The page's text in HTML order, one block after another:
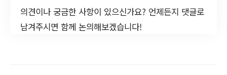
의견이나 궁금한 사항이 있으신가요? 언제든지 댓글로
남겨주시면 함께 논의해보겠습니다!